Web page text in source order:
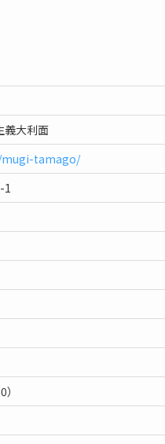
義大利面
mugi-tamago/
1